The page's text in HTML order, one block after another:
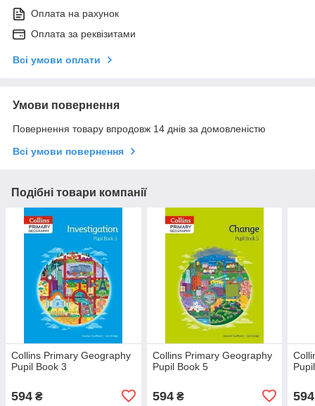
Оплата на рахунок
Оплата за реквізитами
Всі умови оплати
Умови повернення
Повернення товару впродовж 14 днів за домовленістю
Всі умови повернення
Подібні товари компанії
Collins Primary Geography
Pupil Book 3
594 ₴
Collins Primary Geography
Pupil Book 5
594₴ 594